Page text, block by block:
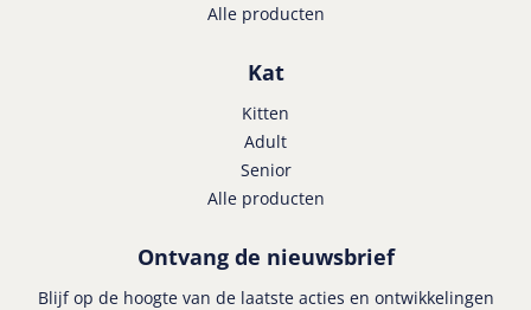
Alle producten
Kat
Kitten
Adult
Senior
Alle producten
Ontvang de nieuwsbrief
Blijf op de hoogte van de laatste acties en ontwikkelingen